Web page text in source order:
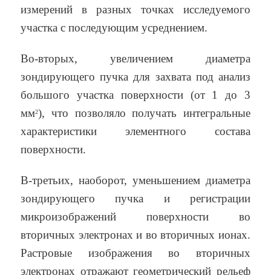
измерений в разных точках исследуемого
участка с последующим усреднением.
Во-вторых, увеличением диаметра
зондирующего пучка для захвата под анализ
большого участка поверхности (от 1 до 3
мм2), что позволяло получать интегральные
характеристики элементного состава
поверхности.
В-третьих, наоборот, уменьшением диаметра
зондирующего пучка и регистрации
микроизображений поверхности во
вторичных электронах и во вторичных ионах.
Растровые изображения во вторичных
электронах отражают геометрический рельеф